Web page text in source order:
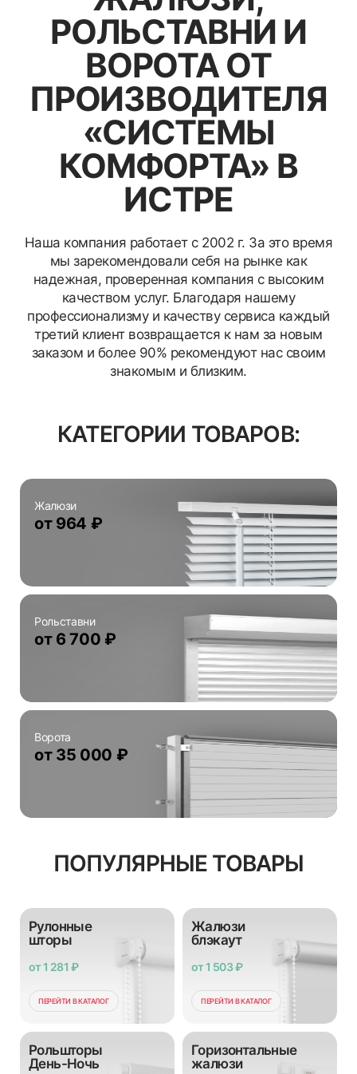
РОЛЬСТАВНИ И
ВОРОТА ОТ
ПРОИЗВОДИТЕЛЯ
«СИСТЕМЫ
КОМФОРТА» В
ИСТРЕ
Наша компания работает с 2002 г. За это время
мы зарекомендовали себя на рынке как
надежная, проверенная компания с высоким
качеством услуг. Благодаря нашему
профессионализму и качеству сервиса каждый
третий клиент возвращается к нам за новым
заказом и более 90% рекомендуют нас своим
знакомым и близким.
КАТЕГОРИИ ТОВАРОВ:
Жалюзи
от 964 ₽
Рольставни
от 6 700 ₽
Ворота
от 35 000 ₽
ПОПУЛЯРНЫЕ ТОВАРЫ
Рулонные
шторы
от 1 281 ₽
ПЕРЕЙТИ В КАТАЛОГ
Жалюзи
блэкаут
от 1 503 ₽
ПЕРЕЙТИ В КАТАЛОГ
Рольшторы
День-Ночь
Горизонтальные
жалюзи